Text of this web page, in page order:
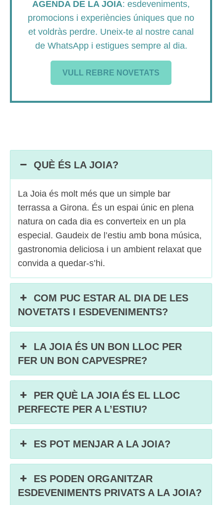
AGENDA DE LA JOIA: esdeveniments,
promocions i experiències úniques que no
et voldràs perdre. Uneix-te al nostre canal
de WhatsApp i estigues sempre al dia.
VULL REBRE NOVETATS
QUÈ ÉS LA JOIA?
La Joia és molt més que un simple bar
terrassa a Girona. És un espai únic en plena
natura on cada dia es converteix en un pla
especial. Gaudeix de l’estiu amb bona música,
gastronomia deliciosa i un ambient relaxat que
convida a quedar-s’hi.
COM PUC ESTAR AL DIA DE LES
NOVETATS I ESDEVENIMENTS?
LA JOIA ÉS UN BON LLOC PER
FER UN BON CAPVESPRE?
PER QUÈ LA JOIA ÉS EL LLOC
PERFECTE PER A L’ESTIU?
ES POT MENJAR A LA JOIA?
ES PODEN ORGANITZAR
ESDEVENIMENTS PRIVATS A LA JOIA?